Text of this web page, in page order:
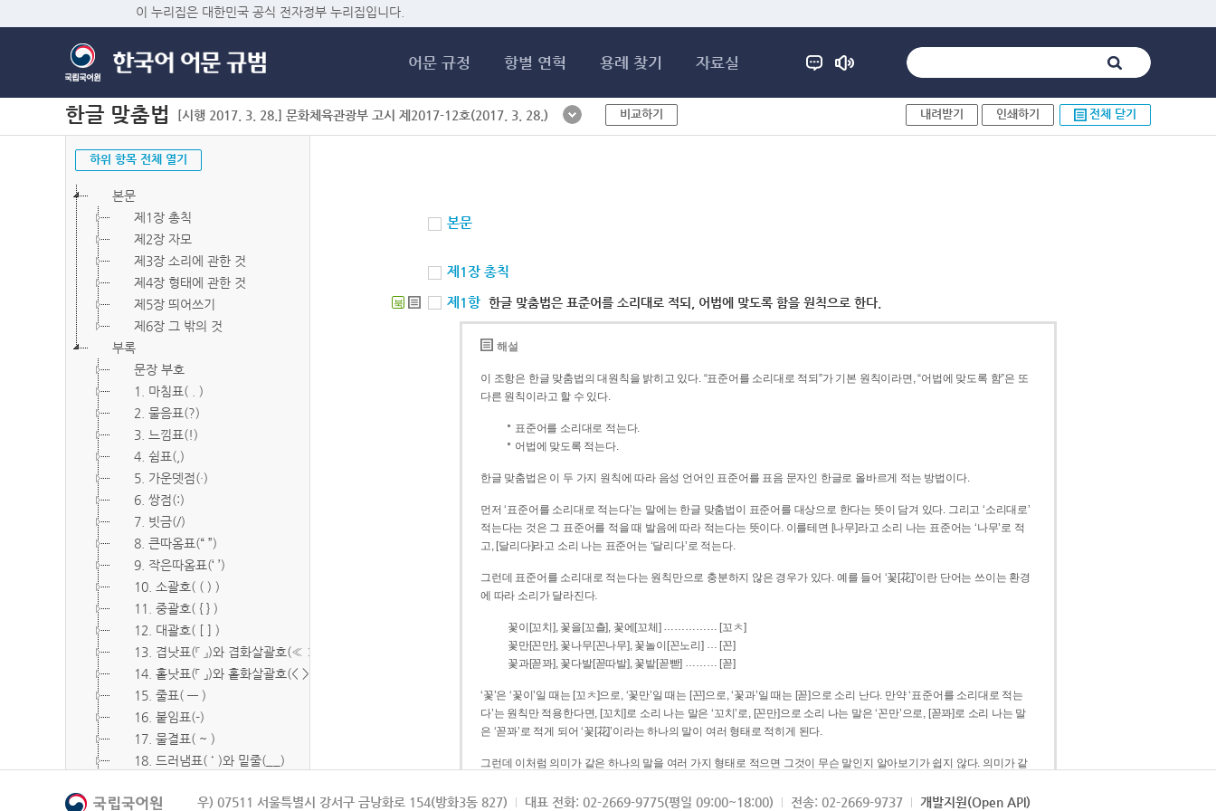
이 누리집은 대한민국 공식 전자정부 누리집입니다.
어문 규정 항별 연혁 용례 찾기 자료실
한글 맞춤법 [시행 2017. 3. 28.] 문화체육관광부 고시 제2017-12호(2017. 3. 28.) 비교하기 내려받기 인쇄하기 전체 닫기
하위 항목 전체 열기
본문
제1장 총칙
제2장 자모
제3장 소리에 관한 것
제4장 형태에 관한 것
제5장 띄어쓰기
제6장 그 밖의 것
부록
문장 부호
1. 마침표( . )
2. 물음표(?)
3. 느낌표(!)
4. 쉼표(,)
5. 가운뎃점(·)
6. 쌍점(:)
7. 빗금(/)
8. 큰따옴표(“ ”)
9. 작은따옴표(‘ ’)
10. 소괄호( ( ) )
11. 중괄호( { } )
12. 대괄호( [ ] )
13. 겹낫표(『 』)와 겹화살괄호(≪ ≫)
14. 홑낫표(「 」)와 홑화살괄호(< >)
15. 줄표( ― )
16. 붙임표(-)
17. 물결표( ~ )
18. 드러냄표( ˙ )와 밑줄(__)
20. 빠짐표( □ )
본문
제1장 총칙
북 제1항 한글 맞춤법은 표준어를 소리대로 적되, 어법에 맞도록 함을 원칙으로 한다.
해설
이 조항은 한글 맞춤법의 대원칙을 밝히고 있다. “표준어를 소리대로 적되”가 기본 원칙이라면, “어법에 맞도록 함”은 또
다른 원칙이라고 할 수 있다.
표준어를 소리대로 적는다.
어법에 맞도록 적는다.
한글 맞춤법은 이 두 가지 원칙에 따라 음성 언어인 표준어를 표음 문자인 한글로 올바르게 적는 방법이다.
먼저 ‘표준어를 소리대로 적는다’는 말에는 한글 맞춤법이 표준어를 대상으로 한다는 뜻이 담겨 있다. 그리고 ‘소리대로’
적는다는 것은 그 표준어를 적을 때 발음에 따라 적는다는 뜻이다. 이를테면 [나무]라고 소리 나는 표준어는 ‘나무’로 적
고, [달리다]라고 소리 나는 표준어는 ‘달리다’로 적는다.
그런데 표준어를 소리대로 적는다는 원칙만으로 충분하지 않은 경우가 있다. 예를 들어 ‘꽃[花]’이란 단어는 쓰이는 환경
에 따라 소리가 달라진다.
꽃이[꼬치], 꽃을[꼬츨], 꽃에[꼬체] …………… [꼬ㅊ]
꽃만[꼰만], 꽃나무[꼰나무], 꽃놀이[꼰노리] … [꼰]
꽃과[꼳꽈], 꽃다발[꼳따발], 꽃밭[꼳빧] ……… [꼳]
‘꽃’은 ‘꽃이’일 때는 [꼬ㅊ]으로, ‘꽃만’일 때는 [꼰]으로, ‘꽃과’일 때는 [꼳]으로 소리 난다. 만약 ‘표준어를 소리대로 적는
다’는 원칙만 적용한다면, [꼬치]로 소리 나는 말은 ‘꼬치’로, [꼰만]으로 소리 나는 말은 ‘꼰만’으로, [꼳꽈]로 소리 나는 말
은 ‘꼳꽈’로 적게 되어 ‘꽃[花]’이라는 하나의 말이 여러 형태로 적히게 된다.
그런데 이처럼 의미가 같은 하나의 말을 여러 가지 형태로 적으면 그것이 무슨 말인지 알아보기가 쉽지 않다. 의미가 같
되게 적는 것이 의미를 파악하는 데 효과적이다.
우) 07511 서울특별시 강서구 금낭화로 154(방화3동 827) 대표 전화: 02-2669-9775(평일 09:00~18:00) 전송: 02-2669-9737 개발지원(Open API)